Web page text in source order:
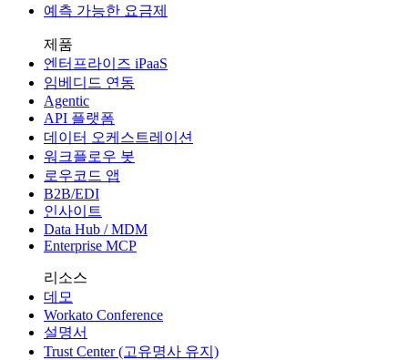
예측 가능한 요금제
제품
엔터프라이즈 iPaaS
임베디드 연동
Agentic
API 플랫폼
데이터 오케스트레이션
워크플로우 봇
로우코드 앱
B2B/EDI
인사이트
Data Hub / MDM
Enterprise MCP
리소스
데모
Workato Conference
설명서
Trust Center (고유명사 유지)